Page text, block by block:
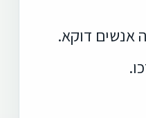
אנשים דוקא.